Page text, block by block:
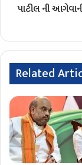
પાટીલ ની
Related